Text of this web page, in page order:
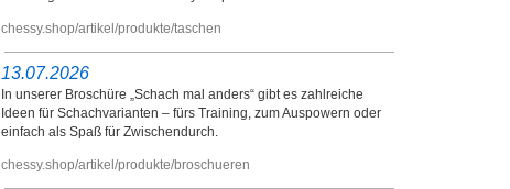
chessy.shop/artikel/produkte/taschen
13.07.2026
In unserer Broschüre „Schach mal anders“ gibt es zahlreiche
Ideen für Schachvarianten – fürs Training, zum Auspowern oder
einfach als Spaß für Zwischendurch.
chessy.shop/artikel/produkte/broschueren